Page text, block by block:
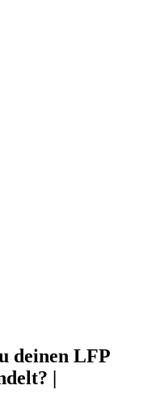
deinen LFP
|